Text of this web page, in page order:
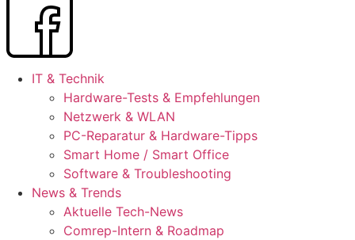
IT & Technik
Hardware-Tests & Empfehlungen
Netzwerk & WLAN
PC-Reparatur & Hardware-Tipps
Smart Home / Smart Office
Software & Troubleshooting
News & Trends
Aktuelle Tech-News
Comrep-Intern & Roadmap